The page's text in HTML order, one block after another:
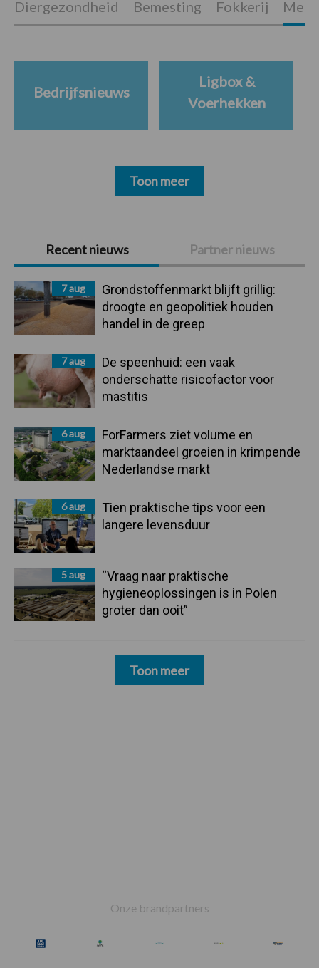
Primaire
Sidebar
Recent nieuws Partner nieuws
7 aug
Grondstoffenmarkt blijft grillig:
droogte en geopolitiek houden
handel in de greep
7 aug
De speenhuid: een vaak
onderschatte risicofactor voor
mastitis
6 aug
ForFarmers ziet volume en
marktaandeel groeien in krimpende
Nederlandse markt
6 aug
Tien praktische tips voor een
langere levensduur
5 aug
“Vraag naar praktische
hygieneoplossingen is in Polen
groter dan ooit”
Toon meer
Diergezondheid Bemesting Fokkerij
Bedrijfsnieuws
Ligbox &
Voerhekken
Toon meer
Onze brandpartners